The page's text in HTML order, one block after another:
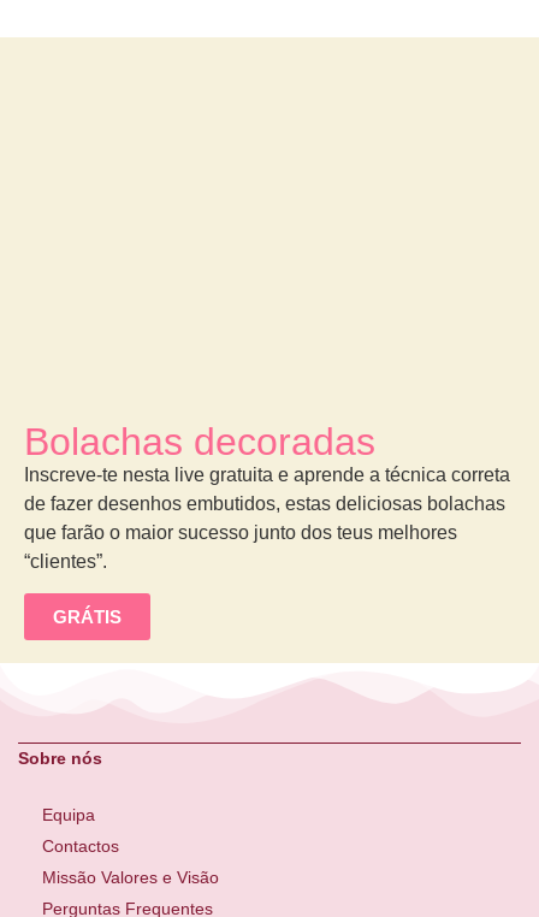
Bolachas decoradas
Inscreve-te nesta live gratuita e aprende a técnica correta
de fazer desenhos embutidos, estas deliciosas bolachas
que farão o maior sucesso junto dos teus melhores
“clientes”.
GRÁTIS
Sobre nós
Equipa
Contactos
Missão Valores e Visão
Perguntas Frequentes